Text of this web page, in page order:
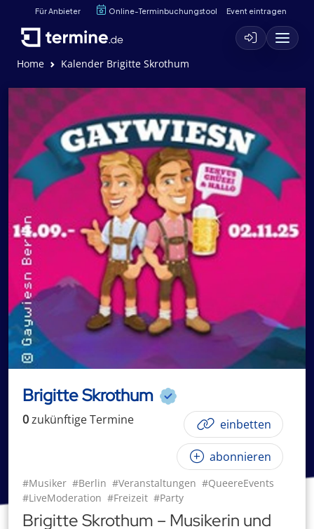
Für Anbieter Online-Terminbuchungstool Event eintragen
Home Kalender Brigitte Skrothum
Brigitte Skrothum
0zukünftigeTermine einbetten
abonnieren
#Musiker #Berlin #Veranstaltungen #QueereEvents
#LiveModeration #Freizeit #Party
Brigitte Skrothum – Musikerin und